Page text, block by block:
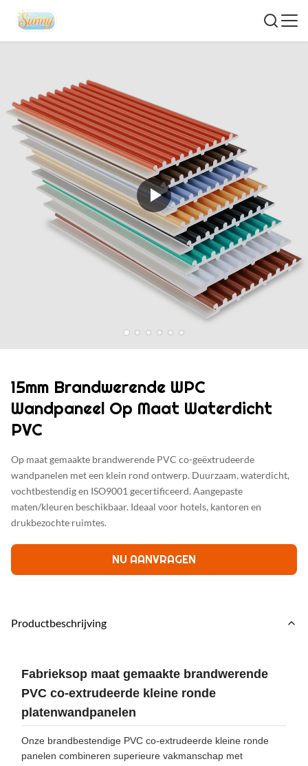
15mm Brandwerende WPC
Wandpaneel Op Maat Waterdicht
PVC
Op maat gemaakte brandwerende PVC co-geëxtrudeerde
wandpanelen met een klein rond ontwerp. Duurzaam, waterdicht,
vochtbestendig en ISO9001 gecertificeerd. Aangepaste
maten/kleuren beschikbaar. Ideaal voor hotels, kantoren en
drukbezochte ruimtes.
NU AANVRAGEN
Productbeschrijving
Fabrieksop maat gemaakte brandwerende
PVC co-extrudeerde kleine ronde
platenwandpanelen
Onze brandbestendige PVC co-extrudeerde kleine ronde
panelen combineren superieure vakmanschap met